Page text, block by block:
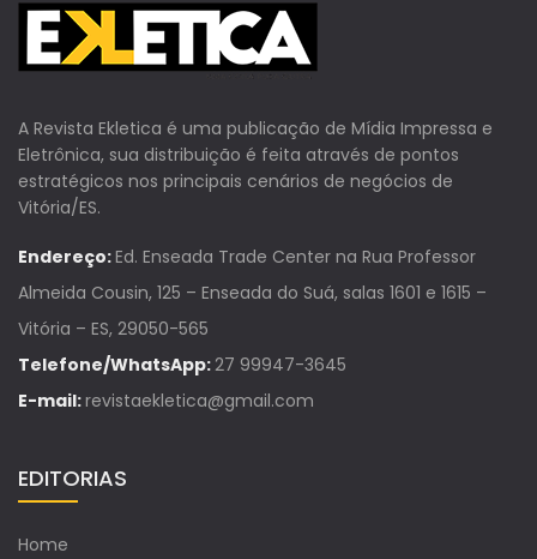
A Revista Ekletica é uma publicação de Mídia Impressa e
Eletrônica, sua distribuição é feita através de pontos
estratégicos nos principais cenários de negócios de
Vitória/ES.
Endereço:Ed. Enseada Trade Center na Rua Professor
Almeida Cousin, 125 – Enseada do Suá, salas 1601 e 1615 –
Vitória – ES, 29050-565
Telefone/WhatsApp:27 99947-3645
E-mail:revistaekletica@gmail.com
EDITORIAS
Home